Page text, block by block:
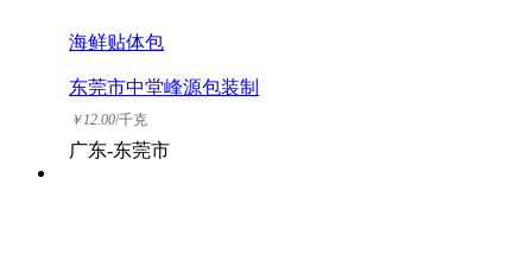
海鲜贴体包
东莞市中堂峰源包装制
品厂
￥12.00/千克
广东-东莞市